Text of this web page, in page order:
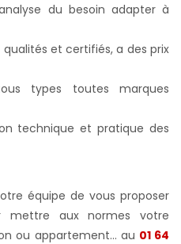
du besoin adapter à
et certifiés, a des prix
types toutes marques
technique et pratique des
équipe de vous proposer
mettre aux normes votre
ou appartement... au 01 64